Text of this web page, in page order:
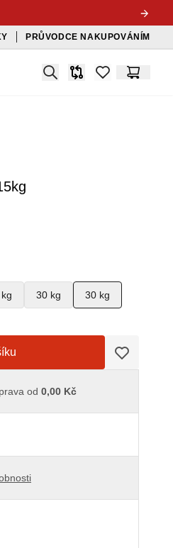
PRŮVODCE NAKUPOVÁNÍM
Search
Srovnávačitems inKošík
30 kg 30 kg
od 0,00 Kč